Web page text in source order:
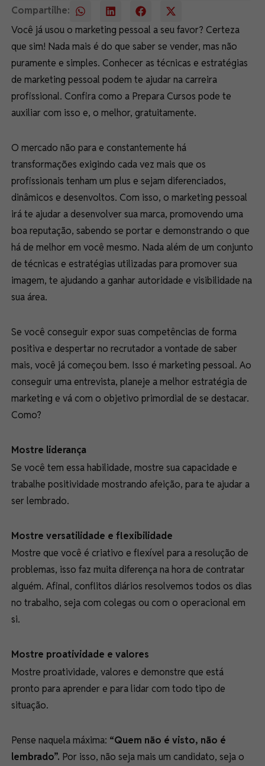
Compartilhe:
Você já usou o marketing pessoal a seu favor? Certeza
que sim! Nada mais é do que saber se vender, mas não
puramente e simples. Conhecer as técnicas e estratégias
de marketing pessoal podem te ajudar na carreira
profissional. Confira como a Prepara Cursos pode te
auxiliar com isso e, o melhor, gratuitamente.
O mercado não para e constantemente há
transformações exigindo cada vez mais que os
profissionais tenham um plus e sejam diferenciados,
dinâmicos e desenvoltos. Com isso, o marketing pessoal
irá te ajudar a desenvolver sua marca, promovendo uma
boa reputação, sabendo se portar e demonstrando o que
há de melhor em você mesmo. Nada além de um conjunto
de técnicas e estratégias utilizadas para promover sua
imagem, te ajudando a ganhar autoridade e visibilidade na
sua área.
Se você conseguir expor suas competências de forma
positiva e despertar no recrutador a vontade de saber
mais, você já começou bem. Isso é marketing pessoal. Ao
conseguir uma entrevista, planeje a melhor estratégia de
marketing e vá com o objetivo primordial de se destacar.
Como?
Mostre liderança
Se você tem essa habilidade, mostre sua capacidade e
trabalhe positividade mostrando afeição, para te ajudar a
ser lembrado.
Mostre versatilidade e flexibilidade
Mostre que você é criativo e flexível para a resolução de
problemas, isso faz muita diferença na hora de contratar
alguém. Afinal, conflitos diários resolvemos todos os dias
no trabalho, seja com colegas ou com o operacional em
si.
Mostre proatividade e valores
Mostre proatividade, valores e demonstre que está
pronto para aprender e para lidar com todo tipo de
situação.
Pense naquela máxima: “Quem não é visto, não é
lembrado”. Por isso, não seja mais um candidato, seja o